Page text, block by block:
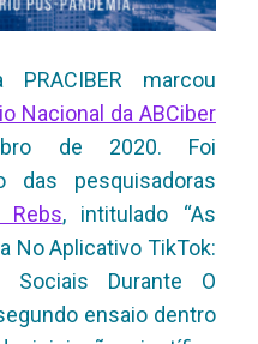
marcou
Nacional da ABCiber
de 2020. Foi
das pesquisadoras
Rebs, intitulado “As
No Aplicativo TikTok:
Sociais Durante O
ensaio dentro